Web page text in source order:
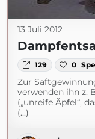
13 Juli 2012
129 0
Zur
verwenden ihn z.
(„unreife Äpfel“,
(...)